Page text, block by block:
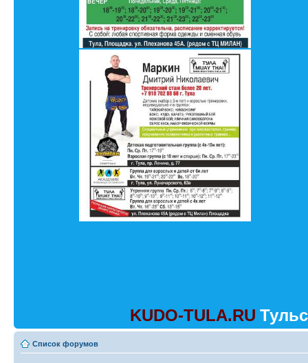
KUDO-TULA.RU
Список форумов